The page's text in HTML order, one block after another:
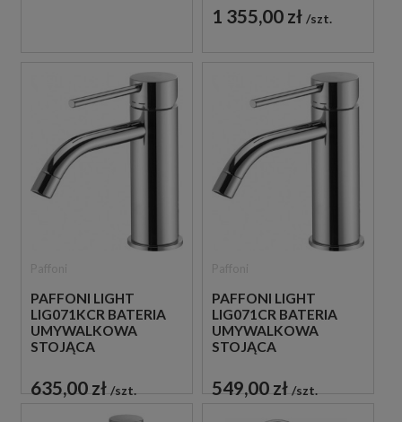
1 355,00 zł szt.
PAFFONI LIGHT
LIG071KCR BATERIA
UMYWALKOWA
STOJĄCA
CHROM
635,00 zł szt.
PAFFONI LIGHT
LIG071CR BATERIA
UMYWALKOWA
STOJĄCA
CHROM
549,00 zł szt.